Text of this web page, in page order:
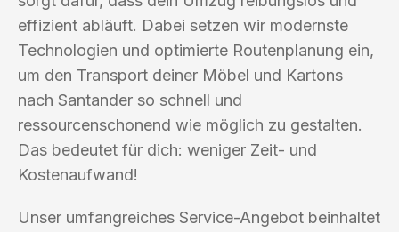
effizient abläuft. Dabei setzen wir modernste
Technologien und optimierte Routenplanung ein,
um den Transport deiner Möbel und Kartons
nach Santander so schnell und
ressourcenschonend wie möglich zu gestalten.
Das bedeutet für dich: weniger Zeit- und
Kostenaufwand!
Unser umfangreiches Service-Angebot beinhaltet